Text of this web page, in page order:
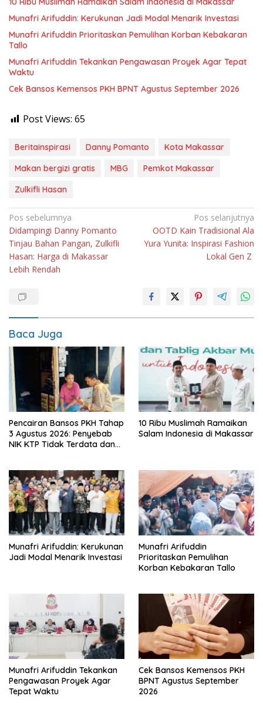
Munafri Arifuddin: Kerukunan Jadi Modal Menarik Investasi
Munafri Arifuddin Prioritaskan Pemulihan Korban Kebakaran
Tallo
Munafri Arifuddin Tekankan Pengawasan Proyek Agar Tepat
Waktu
Cek Bansos Kemensos PKH BPNT Agustus September 2026
Post Views: 65
Beritainspirasi Danny Pomanto
Kota Makassar
Makan bergizi gratis
MBG
Pemkot Makassar
Zulkifli Hasan
Navigasi
pos
Pos sebelumnya
Didampingi Danny Pomanto
Tinjau Bahan Pangan, Zulkifli
Hasan: Harga di Makassar
Lebih Rendah
Pos selanjutnya
OOTD Kain Tradisional Ala
Yura Yunita: Inspirasi Fashion
Lokal Gen Z
Baca Juga
Pencairan Bansos PKH Tahap
3 Agustus 2026: Penyebab
NIK KTP Tidak Terdata dan
10 Ribu Muslimah Ramaikan
Salam Indonesia di Makassar
Munafri Arifuddin: Kerukunan
Jadi Modal Menarik Investasi
Munafri Arifuddin
Prioritaskan Pemulihan
Korban Kebakaran Tallo
Munafri Arifuddin Tekankan
Pengawasan Proyek Agar
Tepat Waktu
Cek Bansos Kemensos PKH
BPNT Agustus September
2026